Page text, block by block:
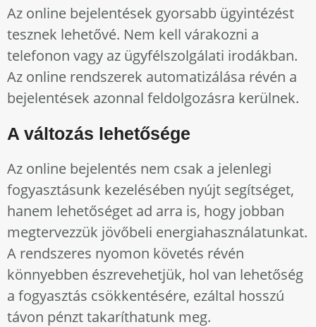
Az online bejelentések gyorsabb ügyintézést
tesznek lehetővé. Nem kell várakozni a
telefonon vagy az ügyfélszolgálati irodákban.
Az online rendszerek automatizálása révén a
bejelentések azonnal feldolgozásra kerülnek.
A változás lehetősége
Az online bejelentés nem csak a jelenlegi
fogyasztásunk kezelésében nyújt segítséget,
hanem lehetőséget ad arra is, hogy jobban
megtervezzük jövőbeli energiahasználatunkat.
A rendszeres nyomon követés révén
könnyebben észrevehetjük, hol van lehetőség
a fogyasztás csökkentésére, ezáltal hosszú
távon pénzt takaríthatunk meg.